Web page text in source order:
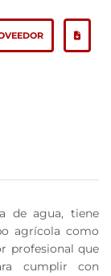
de agua, tiene
agrícola como
profesional que
cumplir con